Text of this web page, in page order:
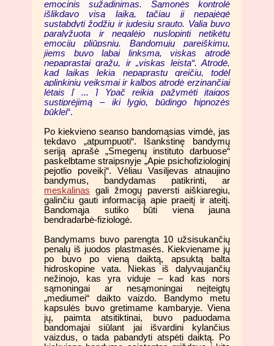
emocinis sužadinimas. Sąmonės kontrolė
išlikdavo visą laiką, tačiau ji nepajėgė
sustabdyti žodžių ir judesių srauto. Valia buvo
paralyžuota ir negalėjo nuslopinti netikėtų
emocijų pliūpsnių. Bandomųjų pareiškimu,
jiems buvo labai linksma, viskas atrodė
nepaprastai gražu, ir „viskas leista“. Atrodė,
kad laikas lekia nepaprastu greičiu, todėl
aplinkinių veiksmai ir kalbos atrodė erzinančiai
lėtais [ ... ] Ypač reikia pažymėti įtaigos
sustiprėjimą – iki lygio, būdingo hipnozės
būklei“.
Po kiekvieno seanso bandomąsias vimdė, jas
tekdavo „atpumpuoti“. Išankstinę bandymų
seriją aprašė „Smegenų instituto darbuose“
paskelbtame straipsnyje „Apie psichofiziologinį
pejotlio poveikį“. Vėliau Vasiljevas atnaujino
bandymus, bandydamas patikrinti, ar
meskalinas gali žmogų paversti aiškiaregiu,
galinčiu gauti informaciją apie praeitį ir ateitį.
Bandomąja sutiko būti viena jauna
bendradarbė-fiziologė.
Bandymams buvo parengta 10 užsisukančių
penalų iš juodos plastmasės. Kiekviename jų
po buvo po vieną daiktą, apsuktą balta
hidroskopine vata. Niekas iš dalyvaujančių
nežinojo, kas yra viduje – kad kas nors
sąmoningai ar nesąmoningai neįteigtų
„mediumei“ daikto vaizdo. Bandymo metu
kapsulės buvo gretimame kambaryje. Viena
jų, paimta atsitiktinai, buvo paduodama
bandomajai siūlant jai išvardini kylančius
vaizdus, o tada pabandyti atspėti daiktą. Po